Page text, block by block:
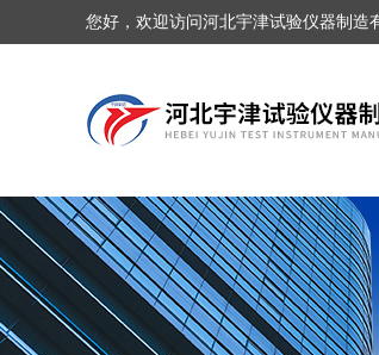
您好，欢迎访问河北宇津试验仪器制造